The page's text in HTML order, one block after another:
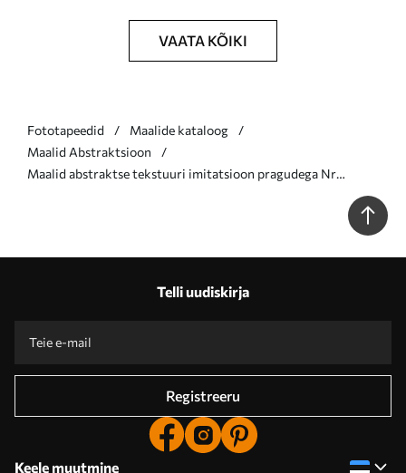
VAATA KÕIKI
Fototapeedid
Maalide kataloog
Maalid Abstraktsioon
Maalid abstraktse tekstuuri imitatsioon pragudega Nr
Telli uudiskirja
Registreeru
Keele muutmine